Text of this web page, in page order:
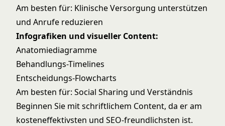
Am besten für: Klinische Versorgung unterstützen
und Anrufe reduzieren
Infografiken und visueller Content:
Anatomiediagramme
Behandlungs-Timelines
Entscheidungs-Flowcharts
Am besten für: Social Sharing und Verständnis
Beginnen Sie mit schriftlichem Content, da er am
kosteneffektivsten und SEO-freundlichsten ist.